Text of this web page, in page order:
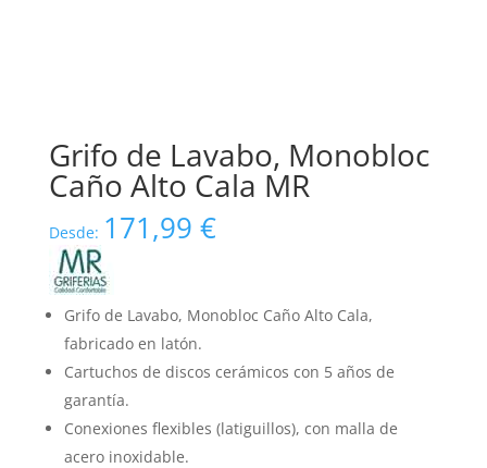
Grifo de Lavabo, Monobloc
Caño Alto Cala MR
Desde: 171,99 €
Grifo de Lavabo, Monobloc Caño Alto Cala,
fabricado en latón.
Cartuchos de discos cerámicos con 5 años de
garantía.
Conexiones flexibles (latiguillos), con malla de
acero inoxidable.